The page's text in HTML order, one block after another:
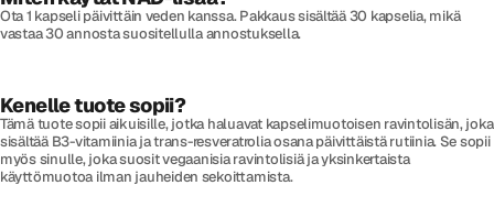
Ota 1 kapseli päivittäin veden kanssa. Pakkaus sisältää 30 kapselia, mikä
vastaa 30 annosta suositellulla annostuksella.
Kenelle tuote sopii?
Tämä tuote sopii aikuisille, jotka haluavat kapselimuotoisen ravintolisän, joka
sisältää B3-vitamiinia ja trans-resveratrolia osana päivittäistä rutiinia. Se sopii
myös sinulle, joka suosit vegaanisia ravintolisiä ja yksinkertaista
käyttömuotoa ilman jauheiden sekoittamista.